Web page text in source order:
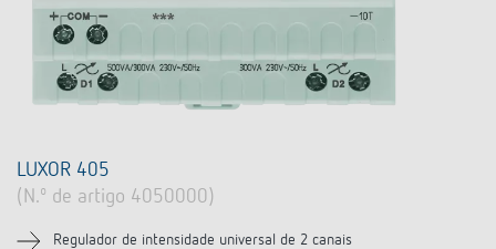
Design
Como chegar
Distribuicao global
LUXORliving
LUXOR 405
(N.º de artigo 4050000)
Regulador de intensidade universal de 2 canais